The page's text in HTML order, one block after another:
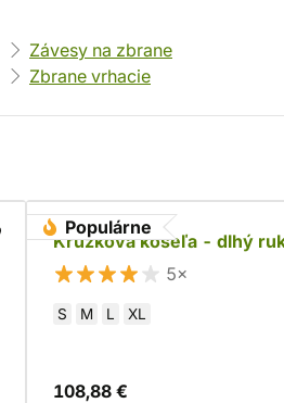
Závesy na zbrane
Zbrane vrhacie
Populárne
Krúžková košeľa - dlhý
5×
S M L XL
108,88 €